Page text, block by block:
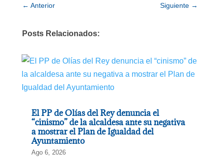
← Anterior Siguiente →
Posts Relacionados:
El PP de Olías del Rey denuncia el
“cinismo” de la alcaldesa ante su negativa
a mostrar el Plan de Igualdad del
Ayuntamiento
Ago 6, 2026